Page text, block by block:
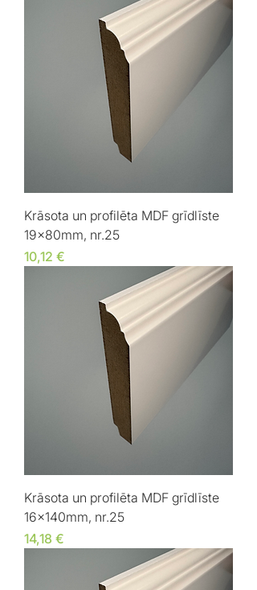
Krāsota un profilēta MDF grīdlīste
19x80mm, nr.25
Cena
10,12 €
Krāsota un profilēta MDF grīdlīste
16x140mm, nr.25
Cena
14,18 €